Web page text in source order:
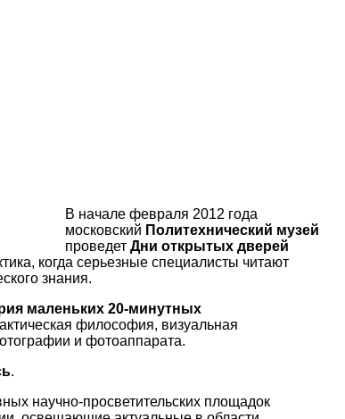
В начале февраля 2012 года
московский Политехнический музей
проведет Дни открытых дверей
когда серьезные специалисты читают
знания.
маленьких 20-минутных
философия, визуальная
и фотоаппарата.
.
научно-просветительских площадок